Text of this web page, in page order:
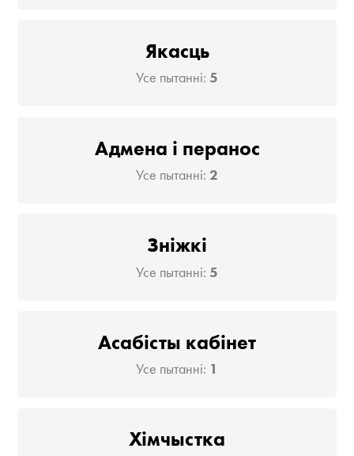
Якасць
Усе пытанні: 5
Адмена і перанос
Усе пытанні: 2
Зніжкі
Усе пытанні: 5
Асабісты кабінет
Усе пытанні: 1
Хімчыстка